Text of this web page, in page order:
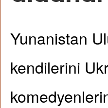
Yunanistan
kendilerini